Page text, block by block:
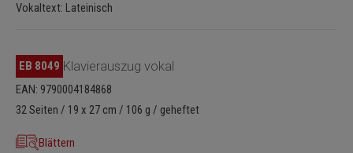
Vokaltext: Lateinisch
EB 8049 Klavierauszug vokal
EAN: 9790004184868
32 Seiten / 19 x 27 cm / 106 g / geheftet
Blättern